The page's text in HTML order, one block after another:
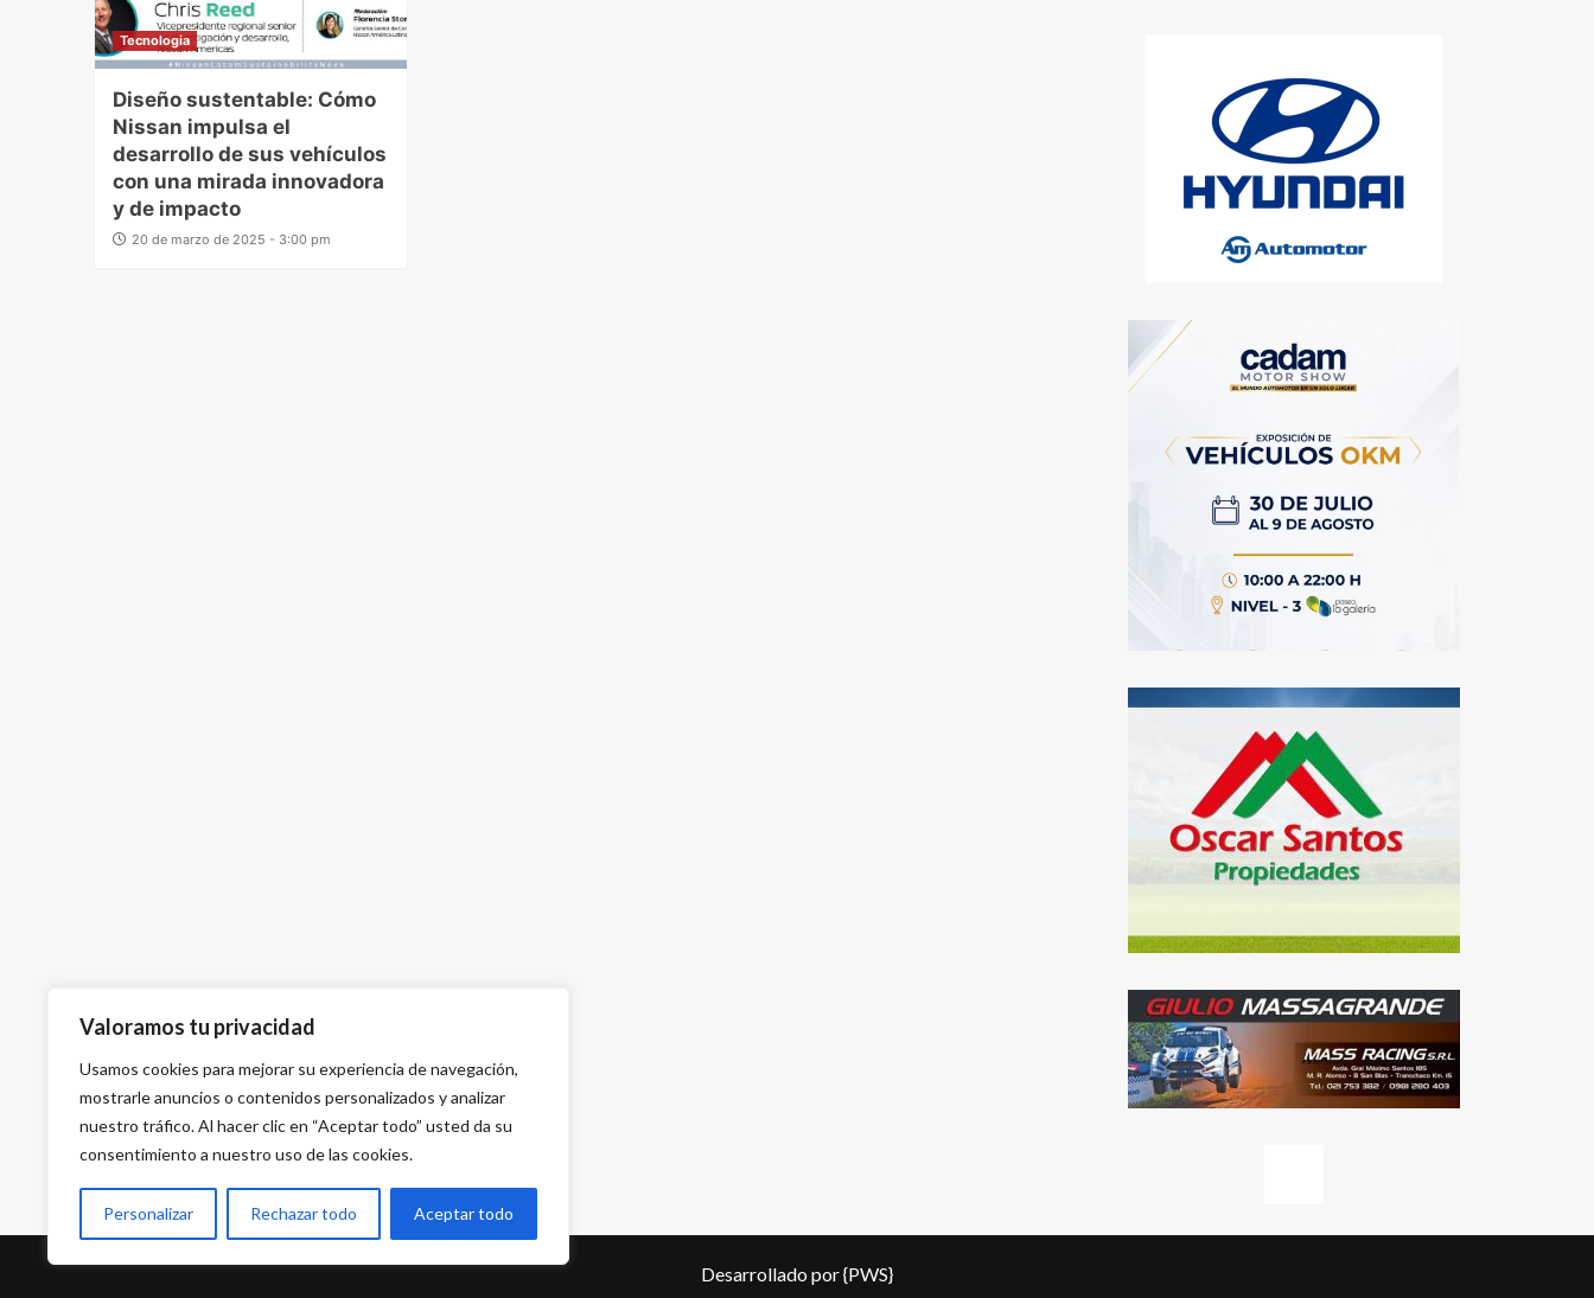
Valoramos tu privacidad
Usamos cookies para mejorar su experiencia de navegación,
mostrarle anuncios o contenidos personalizados y analizar
nuestro tráfico. Al hacer clic en “Aceptar todo” usted da su
consentimiento a nuestro uso de las cookies.
Personalizar Rechazar todo Aceptar todo
Tecnologia
Diseño sustentable: Cómo
Nissan impulsa el
desarrollo de sus vehículos
con una mirada innovadora
y de impacto
20 de marzo de 2025 - 3:00 pm
Desarrollado por{PWS}